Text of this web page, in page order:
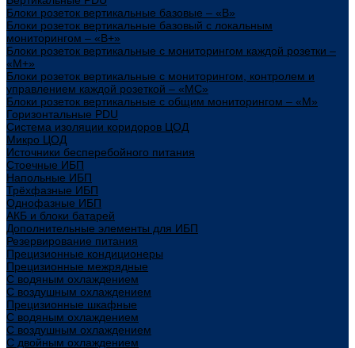
Блоки розеток вертикальные базовые – «В»
Блоки розеток вертикальные базовый с локальным
мониторингом – «В+»
Блоки розеток вертикальные с мониторингом каждой розетки –
«М+»
Блоки розеток вертикальные с мониторингом, контролем и
управлением каждой розеткой – «МС»
Блоки розеток вертикальные с общим мониторингом – «М»
Горизонтальные PDU
Система изоляции коридоров ЦОД
Микро ЦОД
Источники бесперебойного питания
Стоечные ИБП
Напольные ИБП
Трёхфазные ИБП
Однофазные ИБП
АКБ и блоки батарей
Дополнительные элементы для ИБП
Резервирование питания
Прецизионные кондиционеры
Прецизионные межрядные
С водяным охлаждением
С воздушным охлаждением
Прецизионные шкафные
С водяным охлаждением
С воздушным охлаждением
С двойным охлаждением